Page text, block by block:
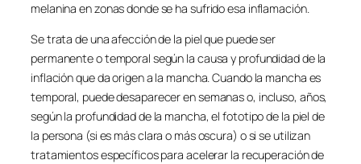
melanina en zonas donde se ha sufrido esa inflamación.
Se trata de una afección de la piel que puede ser
permanente o temporal según la causa y profundidad de la
inflación que da origen a la mancha. Cuando la mancha es
temporal, puede desaparecer en semanas o, incluso, años,
según la profundidad de la mancha, el fototipo de la piel de
la persona (si es más clara o más oscura) o si se utilizan
tratamientos específicos para acelerar la recuperación de